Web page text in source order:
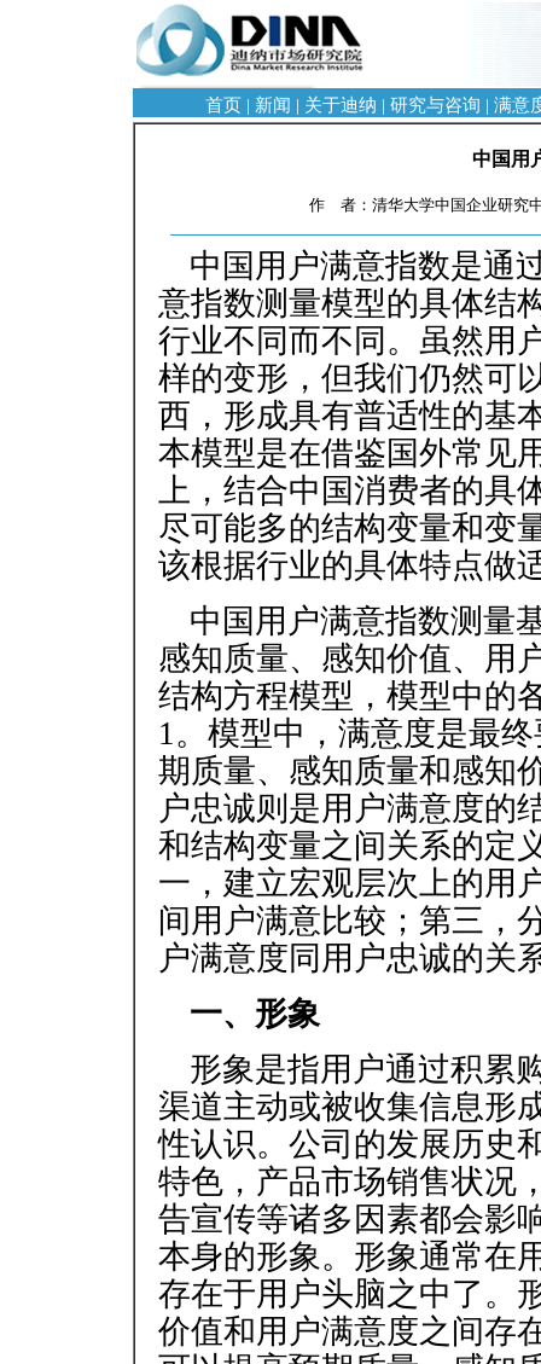
首页 | 新闻 | 关于迪纳 | 研究与咨询 | 满意
中国用
作 者：清华大学中国企业研
中国用户满意指数是通
意指数测量模型的具体结
行业不同而不同。虽然用
样的变形，但我们仍然可
西，形成具有普适性的基
本模型是在借鉴国外常见
上，结合中国消费者的具
尽可能多的结构变量和变
该根据行业的具体特点做
中国用户满意指数测量
感知质量、感知价值、用
结构方程模型，模型中的
1。模型中，满意度是最
期质量、感知质量和感知
户忠诚则是用户满意度的
和结构变量之间关系的定
一，建立宏观层次上的用
间用户满意比较；第三，
户满意度同用户忠诚的关
一、形象
形象是指用户通过积累
渠道主动或被收集信息形
性认识。公司的发展历史
特色，产品市场销售状况
告宣传等诸多因素都会影
本身的形象。形象通常在
存在于用户头脑之中了。
价值和用户满意度之间存